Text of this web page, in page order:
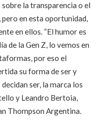
la transparencia o el
pero en esta oportunidad,
en ellos. “El humor es
de la Gen Z, lo vemos en
por eso el
su forma de ser y
ser, la marca los
y Leandro Bertoia,
Thompson Argentina.